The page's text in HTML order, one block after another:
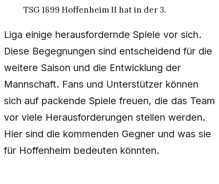
TSG 1899 Hoffenheim II hat in der 3.
Liga einige herausfordernde Spiele vor sich.
Diese Begegnungen sind entscheidend für die
weitere Saison und die Entwicklung der
Mannschaft. Fans und Unterstützer können
sich auf packende Spiele freuen, die das Team
vor viele Herausforderungen stellen werden.
Hier sind die kommenden Gegner und was sie
für Hoffenheim bedeuten könnten.